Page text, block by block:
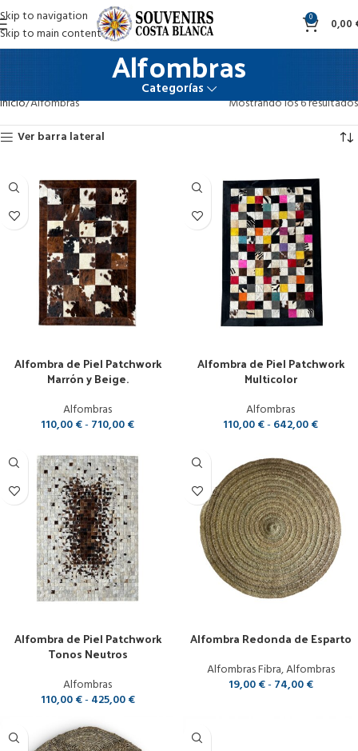
Skip to navigation
Skip to main content
0 0,00
Alfombras
Categorías
Inicio Alfombras
Mostrando los 6 resultados
Ver barra lateral
Alfombra de Piel Patchwork
Marrón y Beige.
Alfombras
110,00€- 710,00€
Alfombra de Piel Patchwork
Multicolor
Alfombras
110,00€- 642,00€
Alfombra de Piel Patchwork
Tonos Neutros
Alfombras
110,00€- 425,00€
Alfombra Redonda de Esparto
Alfombras Fibra,Alfombras
19,00€- 74,00€